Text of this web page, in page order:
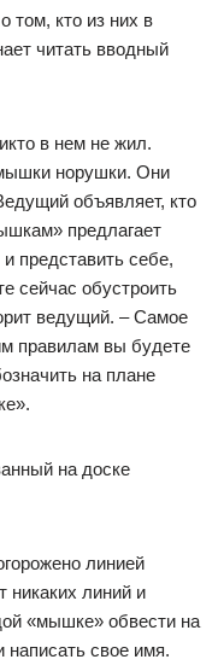
том, кто из них в
читать вводный
в нем не жил.
норушки. Они
объявляет, кто
предлагает
представить себе,
сейчас обустроить
ведущий. – Самое
правилам вы будете
на плане
на доске
линией
никаких линий и
«мышке» обвести на
написать свое имя.